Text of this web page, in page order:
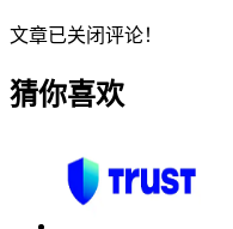
文章已关闭评论！
猜你喜欢